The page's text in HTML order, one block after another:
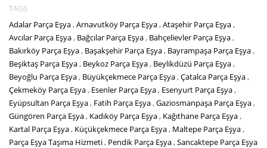
Ambarlara gelen eşyalarınız istediğiniz fabrika alanı veya ev adresinize
teslim edilir veya ambarlara teslim edilir. Ambar taşımacılığı yük ve
eşyalarınız parça olarak taşınması ve ekonomik anlamda ucuz fiyatlara
taşınması anlamına gelmektedir
TAGS
Adalar Parça Eşya,Arnavutköy Parça Eşya,Ataşehir Parça Eşya,
Avcılar Parça Eşya, Bağcılar Parça Eşya, Bahçelievler Parça Eşya,
Bakırköy Parça Eşya, Başakşehir Parça Eşya, Bayrampaşa Parça Eşya,
Beşiktaş Parça Eşya, Beykoz Parça Eşya, Beylikdüzü Parça Eşya,
Beyoğlu Parça Eşya, Büyükçekmece Parça Eşya,Çatalca Parça Eşya,
Çekmeköy Parça Eşya, Esenler Parça Eşya, Esenyurt Parça Eşya,
Eyüpsultan Parça Eşya, Fatih Parça Eşya,Gaziosmanpaşa Parça Eşya,
Güngören Parça Eşya, Kadıköy Parça Eşya, Kağıthane Parça Eşya,
Kartal Parça Eşya, Küçükçekmece Parça Eşya, Maltepe Parça Eşya,
Parça Eşya Taşıma Hizmeti, Pendik Parça Eşya,Sancaktepe Parça Eşya